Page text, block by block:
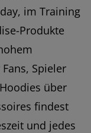
im Training
Produkte
Spieler
über
findest
und jedes